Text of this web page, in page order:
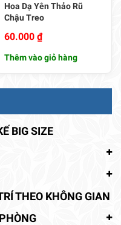
Hoa Dạ Yên Thảo Rũ
Chậu Treo
60.000 ₫
Thêm vào giỏ hàng
BIG SIZE
THEO KHÔNG GIAN